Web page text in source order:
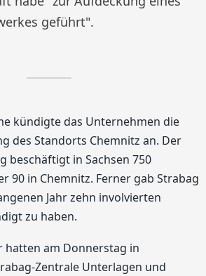
geführt".
kündigte das Unternehmen die
des Standorts Chemnitz an. Der
beschäftigt in Sachsen 750
90 in Chemnitz. Ferner gab Strabag
Jahr zehn involvierten
zu haben.
hatten am Donnerstag in
Zentrale Unterlagen und